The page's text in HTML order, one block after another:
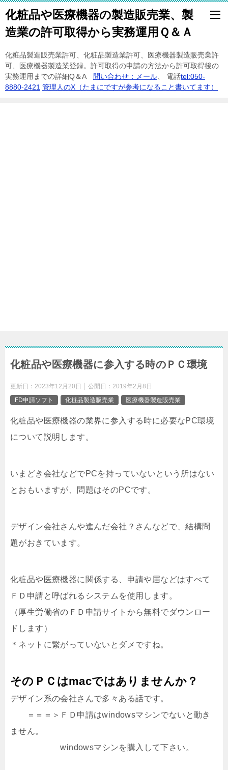
化粧品や医療機器の製造販売業、製
造業の許可取得から実務運用Ｑ＆Ａ
化粧品製造販売業許可、化粧品製造業許可、医療機器製造販売業許
可、医療機器製造業登録。許可取得の申請の方法から許可取得後の
実務運用までの詳細Q＆A
問い合わせ：メール 、 電話tel:050-
8880-2421 管理人のX（たまにですが参考になること書いてます）
化粧品や医療機器に参入する時のＰＣ環境
更新日： 2023年12月20日 公開日： 2019年2月8日
FD申請ソフト
化粧品製造販売業 医療機器製造販売業
化粧品や医療機器の業界に参入する時に必要なPC環境
について説明します。
いまどき会社などでPCを持っていないという所はない
とおもいますが、問題はそのPCです。
デザイン会社さんや進んだ会社？さんなどで、結構問
題がおきています。
化粧品や医療機器に関係する、申請や届などはすべて
ＦＤ申請と呼ばれるシステムを使用します。
（厚生労働省のＦＤ申請サイトから無料でダウンロー
ドします）
＊ネットに繋がっていないとダメですね。
そのＰＣはmacではありませんか？
デザイン系の会社さんで多々ある話です。
＝＝＝＞ＦＤ申請はwindowsマシンでないと動き
ません。
windowsマシンを購入して下さい。